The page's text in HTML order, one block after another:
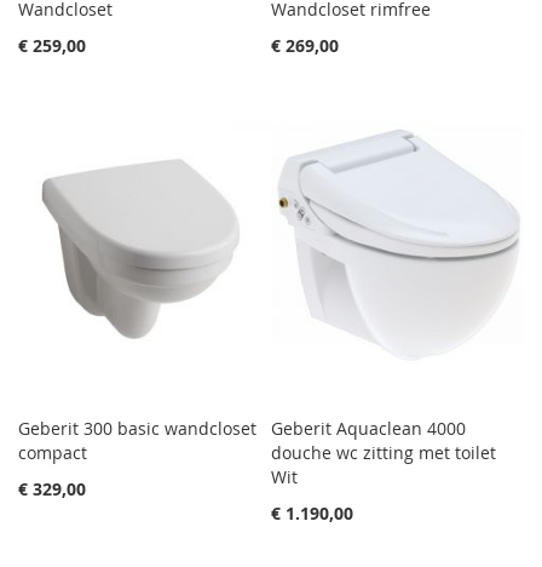
Wandcloset
€ 259,00
Wandcloset rimfree
€ 269,00
Geberit 300 basic wandcloset
compact
€ 329,00
Geberit Aquaclean 4000
douche wc zitting met toilet
Wit
€ 1.190,00